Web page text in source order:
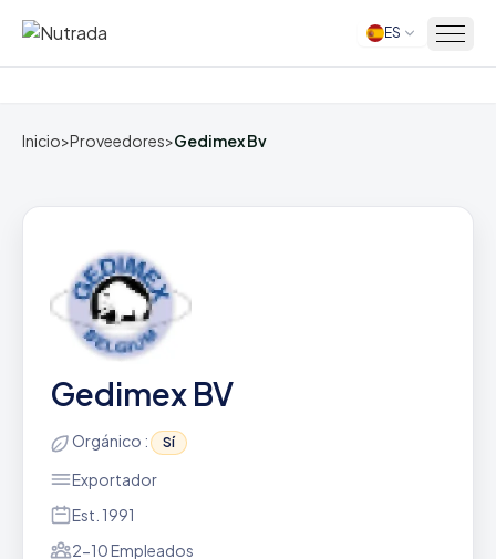
Inicio ES
Inicio>Proveedores>Gedimex Bv
Gedimex BV
Orgánico : Sí
Exportador
Est. 1991
2-10 Empleados